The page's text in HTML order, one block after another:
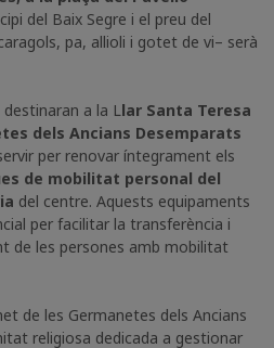
del Baix Segre i el preu del
pa, allioli i gotet de vi– serà
a la Llar Santa Teresa
dels Ancians Desemparats
per renovar íntegrament els
de mobilitat personal del
del centre. Aquests equipaments
per facilitar la transferència i
de les persones amb mobilitat
de les Germanetes dels Ancians
religiosa dedicada a gestionar